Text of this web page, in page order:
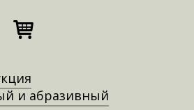
и абразивный